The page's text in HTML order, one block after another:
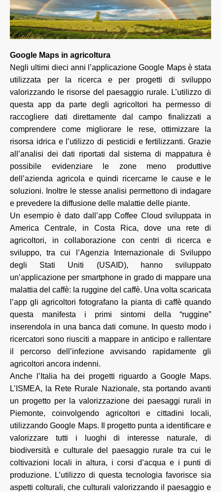
Google Maps in agricoltura
Negli ultimi dieci anni l’applicazione Google Maps è stata
utilizzata per la ricerca e per progetti di sviluppo
valorizzando le risorse del paesaggio rurale. L’utilizzo di
questa app da parte degli agricoltori ha permesso di
raccogliere dati direttamente dal campo finalizzati a
comprendere come migliorare le rese, ottimizzare la
risorsa idrica e l’utilizzo di pesticidi e fertilizzanti. Grazie
all’analisi dei dati riportati dal sistema di mappatura è
possibile evidenziare le zone meno produttive
dell’azienda agricola e quindi ricercarne le cause e le
soluzioni. Inoltre le stesse analisi permettono di indagare
e prevedere la diffusione delle malattie delle piante.
Un esempio è dato dall’app Coffee Cloud sviluppata in
America Centrale, in Costa Rica, dove una rete di
agricoltori, in collaborazione con centri di ricerca e
sviluppo, tra cui l’Agenzia Internazionale di Sviluppo
degli Stati Uniti (USAID), hanno sviluppato
un’applicazione per smartphone in grado di mappare una
malattia del caffè: la ruggine del caffè. Una volta scaricata
l’app gli agricoltori fotografano la pianta di caffè quando
questa manifesta i primi sintomi della “ruggine”
inserendola in una banca dati comune. In questo modo i
ricercatori sono riusciti a mappare in anticipo e rallentare
il percorso dell’infezione avvisando rapidamente gli
agricoltori ancora indenni.
Anche l’Italia ha dei progetti riguardo a Google Maps.
L’ISMEA, la Rete Rurale Nazionale, sta portando avanti
un progetto per la valorizzazione dei paesaggi rurali in
Piemonte, coinvolgendo agricoltori e cittadini locali,
utilizzando Google Maps. Il progetto punta a identificare e
valorizzare tutti i luoghi di interesse naturale, di
biodiversità e culturale del paesaggio rurale tra cui le
coltivazioni locali in altura, i corsi d’acqua e i punti di
produzione. L’utilizzo di questa tecnologia favorisce sia
aspetti colturali, che culturali valorizzando il paesaggio e